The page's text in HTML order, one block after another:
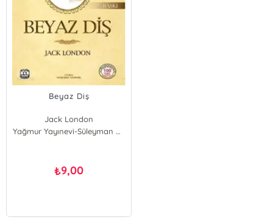
Beyaz Diş
Jack London
Yağmur Yayınevi-Süleyman Özdemir
₺9,00